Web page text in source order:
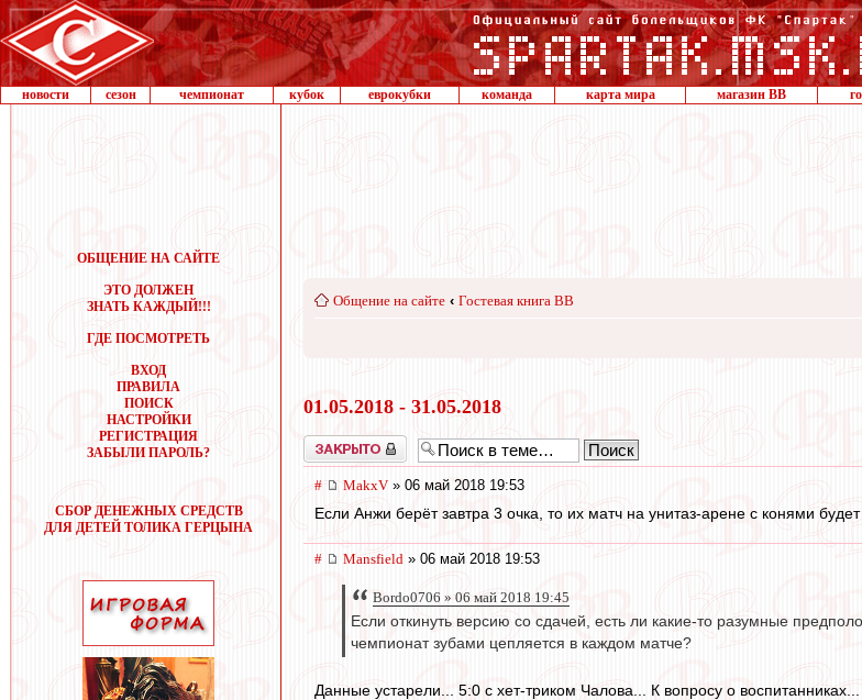
новости сезон чемпионат кубок еврокубки команда карта мира магазин ВВ
ОБЩЕНИЕ НА САЙТЕ
ЭТО ДОЛЖЕН
ЗНАТЬ КАЖДЫЙ!!!
ГДЕ ПОСМОТРЕТЬ
ВХОД
ПРАВИЛА
ПОИСК
НАСТРОЙКИ
РЕГИСТРАЦИЯ
ЗАБЫЛИ ПАРОЛЬ?
СБОР ДЕНЕЖНЫХ СРЕДСТВ
ДЛЯ ДЕТЕЙ ТОЛИКА ГЕРЦЫНА
Общение на сайте ‹ Гостевая книга ВВ
01.05.2018 - 31.05.2018
Закрыто
# MakxV » 06 май 2018 19:53
Если Анжи берёт завтра 3 очка, то их матч на унитаз-арене с конями
# Mansfield » 06 май 2018 19:53
Bordo0706 » 06 май 2018 19:45
Если откинуть версию со сдачей, есть ли какие-то разумные
чемпионат зубами цепляется в каждом матче?
Данные устарели... 5:0 с хет-триком Чалова... К вопросу о воспитанниках...